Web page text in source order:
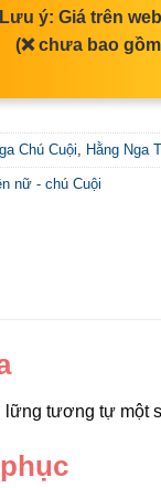
Lưu ý: Giá trên
(❌ chưa bao
Chú Cuội Hằng Nga
nữ - chú Cuội
tương tự một